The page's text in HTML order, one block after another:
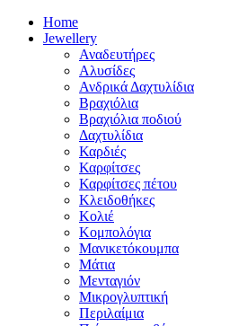
Home
Jewellery
Αναδευτήρες
Αλυσίδες
Ανδρικά Δαχτυλίδια
Βραχιόλια
Βραχιόλια ποδιού
Δαχτυλίδια
Καρδιές
Καρφίτσες
Καρφίτσες πέτου
Κλειδοθήκες
Κολιέ
Κομπολόγια
Μανικετόκουμπα
Μάτια
Μενταγιόν
Μικρογλυπτική
Περιλαίμια